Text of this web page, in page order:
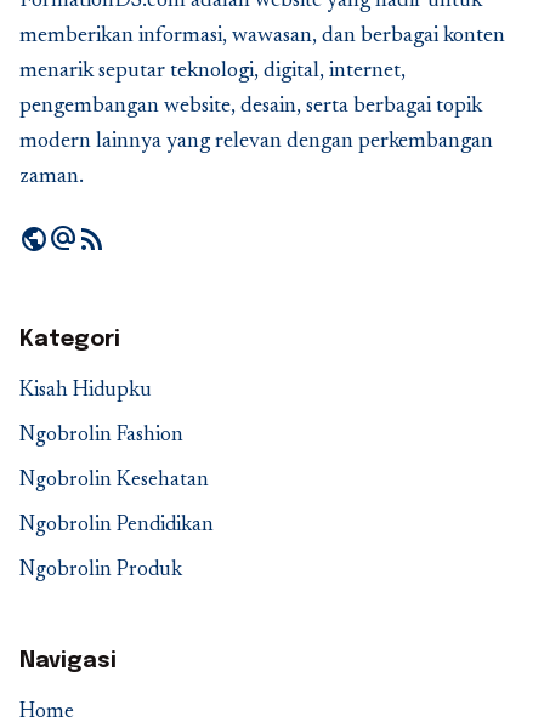
memberikan informasi, wawasan, dan berbagai konten
menarik seputar teknologi, digital, internet,
pengembangan website, desain, serta berbagai topik
modern lainnya yang relevan dengan perkembangan
zaman.
publicalternate_emailrss_feed
Kategori
Kisah Hidupku
Ngobrolin Fashion
Ngobrolin Kesehatan
Ngobrolin Pendidikan
Ngobrolin Produk
Navigasi
Home